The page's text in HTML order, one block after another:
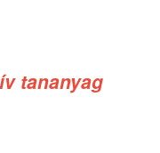
tananyag